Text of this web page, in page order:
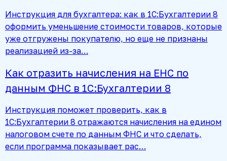
Инструкция для бухгалтера: как в 1С:Бухгалтерии 8
оформить уменьшение стоимости товаров, которые
уже отгружены покупателю, но еще не признаны
реализацией из-за…
Как отразить начисления на ЕНС по
данным ФНС в 1С:Бухгалтерии 8
Инструкция поможет проверить, как в
1С:Бухгалтерии 8 отражаются начисления на едином
налоговом счете по данным ФНС и что сделать,
если программа показывает рас…